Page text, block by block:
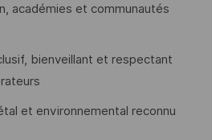
académies et communautés
bienveillant et respectant
et environnemental reconnu